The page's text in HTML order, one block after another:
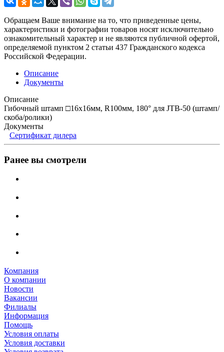
Обращаем Ваше внимание на то, что приведенные цены,
характеристики и фотографии товаров носят исключительно
ознакомительный характер и не являются публичной офертой,
определяемой пунктом 2 статьи 437 Гражданского кодекса
Российской Федерации.
Описание
Документы
Описание
Гибочный штамп □16х16мм, R100мм, 180° для JTB-50 (штамп/
скоба/ролики)
Документы
Сертификат дилера
Ранее вы смотрели
Компания
О компании
Новости
Вакансии
Филиалы
Информация
Помощь
Условия оплаты
Условия доставки